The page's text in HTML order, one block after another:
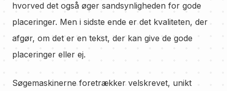
hvorved det også øger sandsynligheden for gode
placeringer. Men i sidste ende er det kvaliteten, der
afgør, om det er en tekst, der kan give de gode
placeringer eller ej.
Søgemaskinerne foretrækker velskrevet, unikt